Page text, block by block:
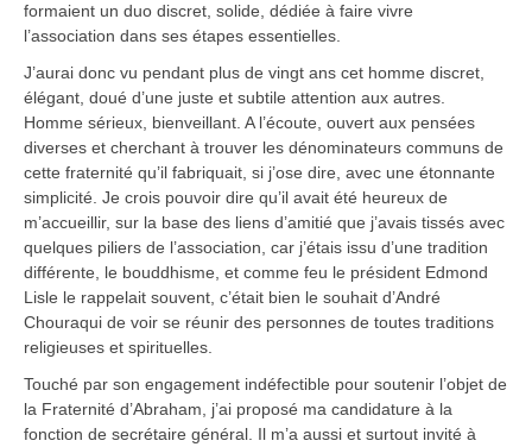
formaient un duo discret, solide, dédiée à faire vivre
l’association dans ses étapes essentielles.
J’aurai donc vu pendant plus de vingt ans cet homme discret,
élégant, doué d’une juste et subtile attention aux autres.
Homme sérieux, bienveillant. A l’écoute, ouvert aux pensées
diverses et cherchant à trouver les dénominateurs communs de
cette fraternité qu’il fabriquait, si j’ose dire, avec une étonnante
simplicité. Je crois pouvoir dire qu’il avait été heureux de
m’accueillir, sur la base des liens d’amitié que j’avais tissés avec
quelques piliers de l’association, car j’étais issu d’une tradition
différente, le bouddhisme, et comme feu le président Edmond
Lisle le rappelait souvent, c’était bien le souhait d’André
Chouraqui de voir se réunir des personnes de toutes traditions
religieuses et spirituelles.
Touché par son engagement indéfectible pour soutenir l’objet de
la Fraternité d’Abraham, j’ai proposé ma candidature à la
fonction de secrétaire général. Il m’a aussi et surtout invité à